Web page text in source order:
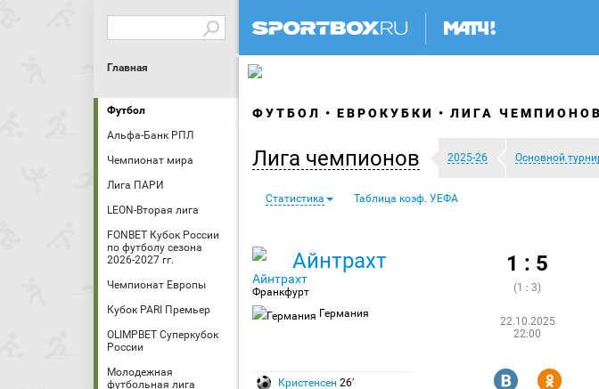
Главная
Футбол
Альфа-Банк РПЛ
Чемпионат мира
Лига ПАРИ
LEON-Вторая лига
FONBET Кубок России
по футболу сезона
2026-2027 гг.
Чемпионат Европы
Кубок PARI Премьер
OLIMPBET Суперкубок
России
Молодежная
футбольная лига
ФУТБОЛ ЕВРОКУБКИ ЛИГА
Лига чемпионов 2025-26 Основной
Статистика Таблица коэф. УЕФА
Айнтрахт
Франкфурт
Германия
1 : 5
(1 : 3)
22.10.2025
22:00
Кристенсен 26′ R Y